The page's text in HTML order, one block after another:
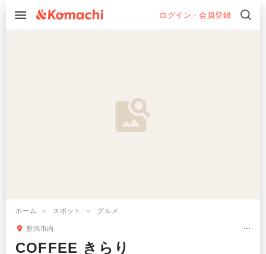
ログイン・会員登録
ホーム スポット グルメ
新潟市内
COFFEE きらり